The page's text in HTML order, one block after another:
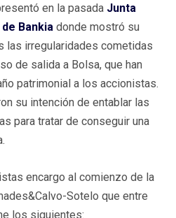
en la pasada Junta
Bankia donde mostró su
las irregularidades cometidas
de salida a Bolsa, que han
patrimonial a los accionistas.
su intención de entablar las
para tratar de conseguir una
encargo al comienzo de la
Sotelo que entre
los siguientes: